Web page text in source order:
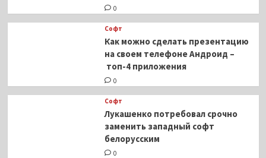
0
Софт
Как можно сделать презентацию
на своем телефоне Андроид –
топ-4 приложения
0
Софт
Лукашенко потребовал срочно
заменить западный софт
белорусским
0